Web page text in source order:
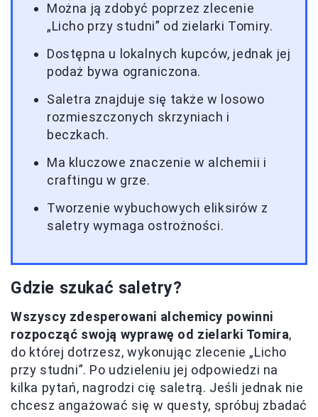
Można ją zdobyć poprzez zlecenie
„Licho przy studni” od zielarki Tomiry.
Dostępna u lokalnych kupców, jednak jej
podaż bywa ograniczona.
Saletra znajduje się także w losowo
rozmieszczonych skrzyniach i
beczkach.
Ma kluczowe znaczenie w alchemii i
craftingu w grze.
Tworzenie wybuchowych eliksirów z
saletry wymaga ostrożności.
Gdzie szukać saletry?
Wszyscy zdesperowani alchemicy powinni
rozpocząć swoją wyprawę od zielarki Tomira,
do której dotrzesz, wykonując zlecenie „Licho
przy studni”. Po udzieleniu jej odpowiedzi na
kilka pytań, nagrodzi cię saletrą. Jeśli jednak nie
chcesz angażować się w questy, spróbuj zbadać